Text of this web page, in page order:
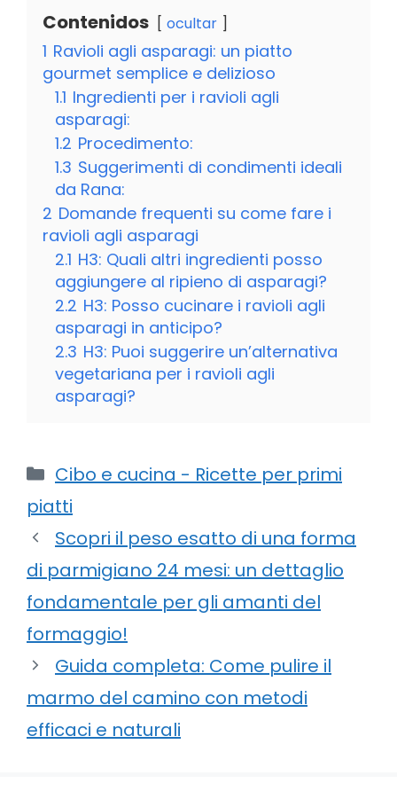
Contenidos ocultar
1 Ravioli agli asparagi: un piatto
gourmet semplice e delizioso
1.1 Ingredienti per i ravioli agli
asparagi:
1.2 Procedimento:
1.3 Suggerimenti di condimenti ideali
da Rana:
2 Domande frequenti su come fare i
ravioli agli asparagi
2.1 H3: Quali altri ingredienti posso
aggiungere al ripieno di asparagi?
2.2 H3: Posso cucinare i ravioli agli
asparagi in anticipo?
2.3 H3: Puoi suggerire un’alternativa
vegetariana per i ravioli agli
asparagi?
Categorie
Cibo e cucina - Ricette per primi
piatti
Scopri il peso esatto di una forma
di parmigiano 24 mesi: un dettaglio
fondamentale per gli amanti del
formaggio!
Guida completa: Come pulire il
marmo del camino con metodi
efficaci e naturali